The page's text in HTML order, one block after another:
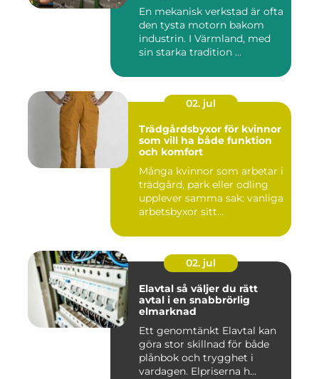
En mekanisk verkstad är ofta
den tysta motorn bakom
industrin. I Värmland, med
sin starka tradition ...
02. jul
Trädgårdsbyxor för kvinnor
som vill ha både funktion
och komfort
Många kvinnor som arbetar i
trädgård, park eller odling
upplever samma sak: vanliga
arbetsbyxor sitt...
02. jul
Elavtal så väljer du rätt
avtal i en snabbrörlig
elmarknad
Ett genomtänkt Elavtal kan
göra stor skillnad för både
plånbok och trygghet i
vardagen. Elpriserna h...